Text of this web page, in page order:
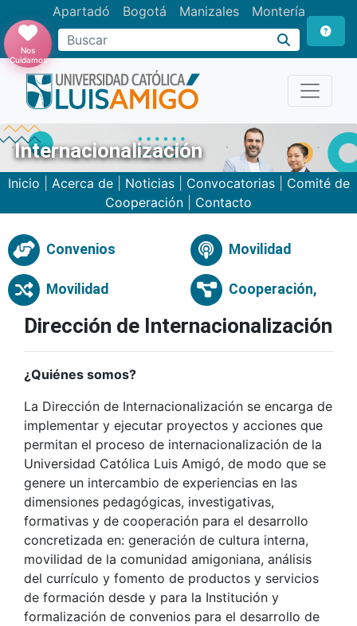
Apartadó Bogotá Manizales Montería
Buscar
Nos
Cuidamos
Internacionalización
Inicio Acerca de| Noticias| Convocatorias| Comité de
Cooperación
Contacto
Convenios Movilidad
Movilidad Cooperación,
Dirección de Internacionalización
¿Quiénes somos?
La Dirección de Internacionalización se encarga de
implementar y ejecutar proyectos y acciones que
permitan el proceso de internacionalización de la
Universidad Católica Luis Amigó, de modo que se
genere un intercambio de experiencias en las
dimensiones pedagógicas, investigativas,
formativas y de cooperación para el desarrollo
concretizada en: generación de cultura interna,
movilidad de la comunidad amigoniana, análisis
del currículo y fomento de productos y servicios
de formación desde y para la Institución y
formalización de convenios para el desarrollo de